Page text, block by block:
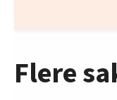
Flere